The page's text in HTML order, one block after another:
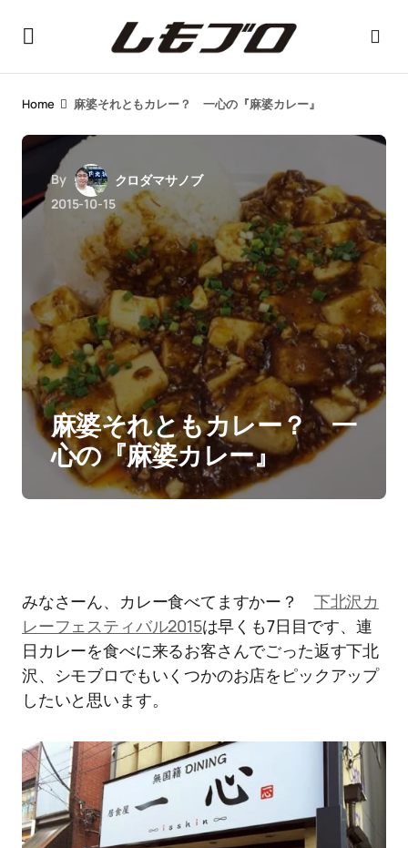
Home 麻婆それともカレー？ 一心の『麻婆カレー』
By
クロダマサノブ
2015-10-15
麻婆それともカレー？ 一
心の『麻婆カレー』
みなさーん、カレー食べてますかー？ 下北沢カ
レーフェスティバル2015は早くも7日目です、連
日カレーを食べに来るお客さんでごった返す下北
沢、シモブロでもいくつかのお店をピックアップ
したいと思います。